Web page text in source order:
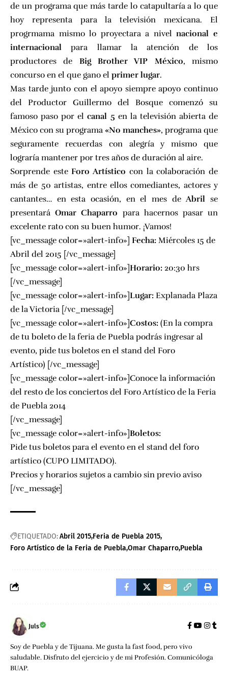
de un programa que más tarde lo catapultaría a lo que
hoy representa para la televisión mexicana. El
progrmama mismo lo proyectara a nivelnacional e
internacional para llamar la atención de los
productores de Big Brother VIP México, mismo
concurso en el que gano el primer lugar.
Mas tarde junto con el apoyo siempre apoyo continuo
del Productor Guillermo del Bosque comenzó su
famoso paso por elcanal 5 en la televisión abierta de
México con su programa «No manches», programa que
seguramente recuerdas con alegría y mismo que
lograría mantener por tres años de duración al aire.
Sorprende esteForo Artístico con la colaboración de
más de 50 artistas, entre ellos comediantes, actores y
cantantes… en esta ocasión, en el mes deAbril se
presentaráOmar Chaparro para hacernos pasar un
excelente rato con su buen humor. ¡Vamos!
[vc_message color=»alert-info»] Fecha: Miércoles 15 de
Abril del 2015 [/vc_message]
[vc_message color=»alert-info»]Horario: 20:30 hrs
[/vc_message]
[vc_message color=»alert-info»]Lugar: Explanada Plaza
de la Victoria [/vc_message]
[vc_message color=»alert-info»]Costos: (En la compra
de tu boleto de la feria de Puebla podrás ingresar al
evento, pide tus boletos en el stand del Foro
Artístico) [/vc_message]
[vc_message color=»alert-info»]Conoce la información
del resto de los conciertos del Foro Artístico de la Feria
de Puebla 2014
[/vc_message]
[vc_message color=»alert-info»]Boletos:
Pide tus boletos para el evento en el stand del foro
artístico (CUPO LIMITADO).
Precios y horarios sujetos a cambio sin previo aviso
[/vc_message]
ETIQUETADO:Abril 2015 Feria de Puebla 2015
Foro Artístico de la Feria de Puebla Omar Chaparro Puebla
Juls
Soy de Puebla y de Tijuana. Me gusta la fast food, pero vivo
saludable. Disfruto del ejercicio y de mi Profesión. Comunicóloga
BUAP.